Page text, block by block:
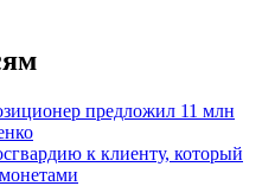
предложил 11 млн
к клиенту, который